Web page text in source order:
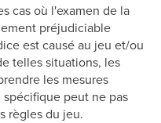
cas où l'examen de la
préjudiciable
est causé au jeu et/ou
telles situations, les
les mesures
peut ne pas
règles du jeu.